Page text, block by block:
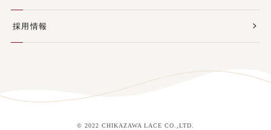
採用情報
© 2022 CHIKAZAWA LACE CO.,LTD.